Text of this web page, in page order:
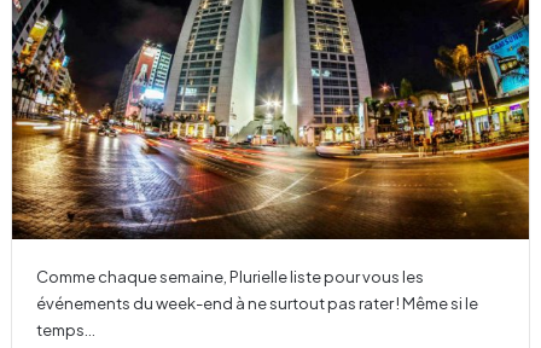
Comme chaque semaine, Plurielle liste pour vous les
événements du week-end à ne surtout pas rater ! Même si le
temps…